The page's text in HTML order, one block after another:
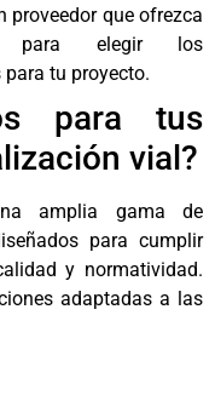
proveedor que ofrezca
para elegir los
tu proyecto.
para tus
vial?
amplia gama de
para cumplir
y normatividad.
adaptadas a las